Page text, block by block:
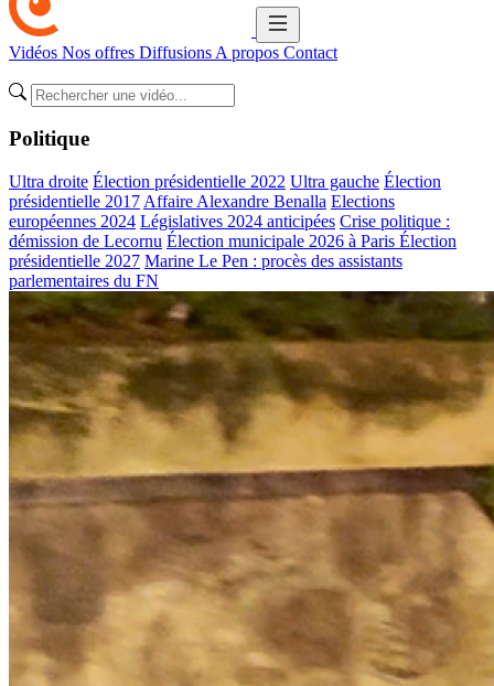
Vidéos Nos offres Diffusions A propos Contact
Politique
Ultra droite Élection présidentielle 2022 Ultra gauche Élection
présidentielle 2017 Affaire Alexandre Benalla Elections
européennes 2024 Législatives 2024 anticipées Crise politique :
démission de Lecornu Élection municipale 2026 à Paris Élection
présidentielle 2027 Marine Le Pen : procès des assistants
parlementaires du FN